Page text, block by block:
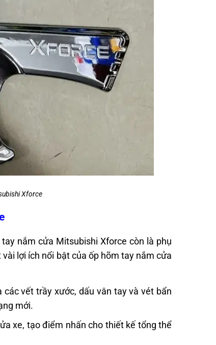
Xforce
nắm cửa Mitsubishi Xforce còn là phụ
lợi ích nổi bật của ốp hõm tay nắm cửa
vết trầy xước, dấu vân tay và vét bẩn
mới.
xe, tạo điểm nhấn cho thiết kế tổng thể